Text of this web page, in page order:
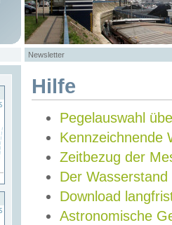
Newsletter
Hilfe
Pegelauswahl
Kennzeichnende
Zeitbezug der
Der Wasserstand
Download
Astronomische